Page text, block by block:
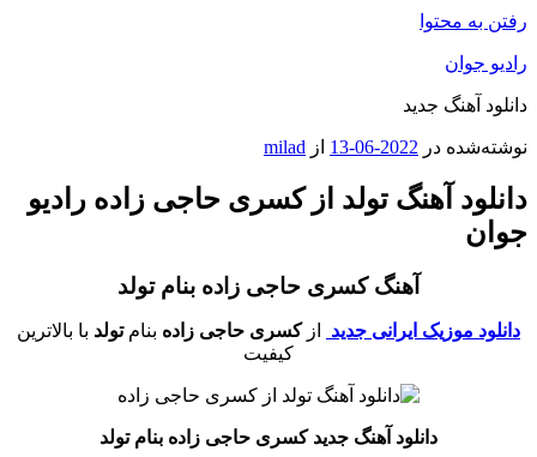
رفتن به محتوا
رادیو جوان
دانلود آهنگ جدید
نوشته‌شده در 2022-06-13 از milad
دانلود آهنگ تولد از کسری حاجی زاده رادیو
جوان
آهنگ کسری حاجی زاده بنام تولد
دانلود موزیک ایرانی جدید ازکسری حاجی زاده بنامتولد با بالاترین
کیفیت
دانلود آهنگ جدید کسری حاجی زاده بنام تولد